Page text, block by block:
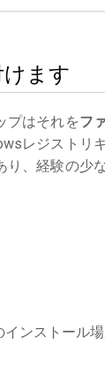
ます
プはそれをフ
レジストリ
り、経験の少
インストール